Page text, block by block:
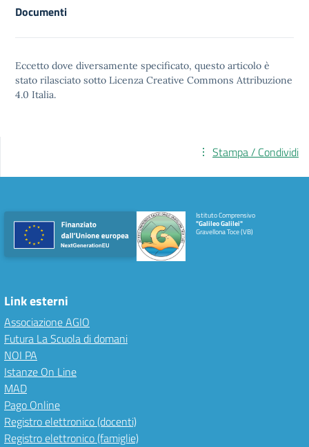
Documenti
Eccetto dove diversamente specificato, questo articolo è
stato rilasciato sotto Licenza Creative Commons Attribuzione
4.0 Italia.
Stampa / Condividi
Istituto Comprensivo
"Galileo Galilei"
Gravellona Toce (VB)
Link esterni
Associazione AGIO
Futura La Scuola di domani
NOI PA
Istanze On Line
MAD
Pago Online
Registro elettronico (docenti)
Registro elettronico (famiglie)